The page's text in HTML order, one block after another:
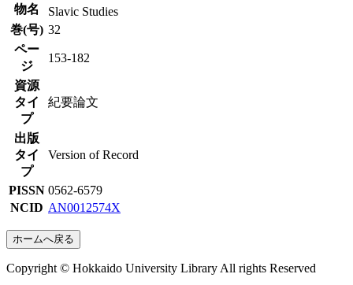
物名
Slavic Studies
巻(号) 32
ペー
ジ
153-182
資源
タイ
プ
紀要論文
出版
タイ
プ
Version of Record
PISSN 0562-6579
NCID AN0012574X
ホームへ戻る
Copyright © Hokkaido University Library All rights Reserved